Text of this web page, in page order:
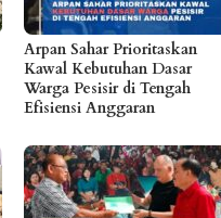
Arpan Sahar Prioritaskan
Kawal Kebutuhan Dasar
Warga Pesisir di Tengah
Efisiensi Anggaran